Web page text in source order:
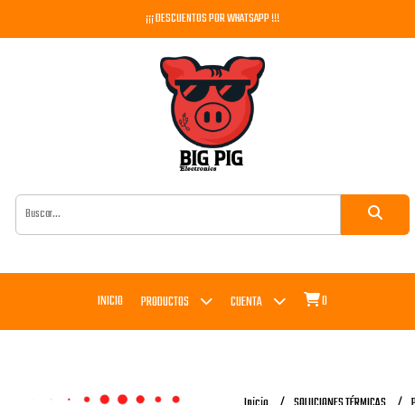
¡¡¡ DESCUENTOS POR WHATSAPP !!!
INICIO PRODUCTOS CUENTA 0